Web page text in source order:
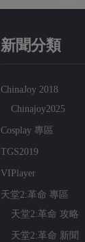
新聞分類
ChinaJoy 2018
Chinajoy2025
Cosplay 專區
TGS2019
VIPlayer
天堂2:革命 專區
天堂2:革命 攻略
天堂2:革命 新聞